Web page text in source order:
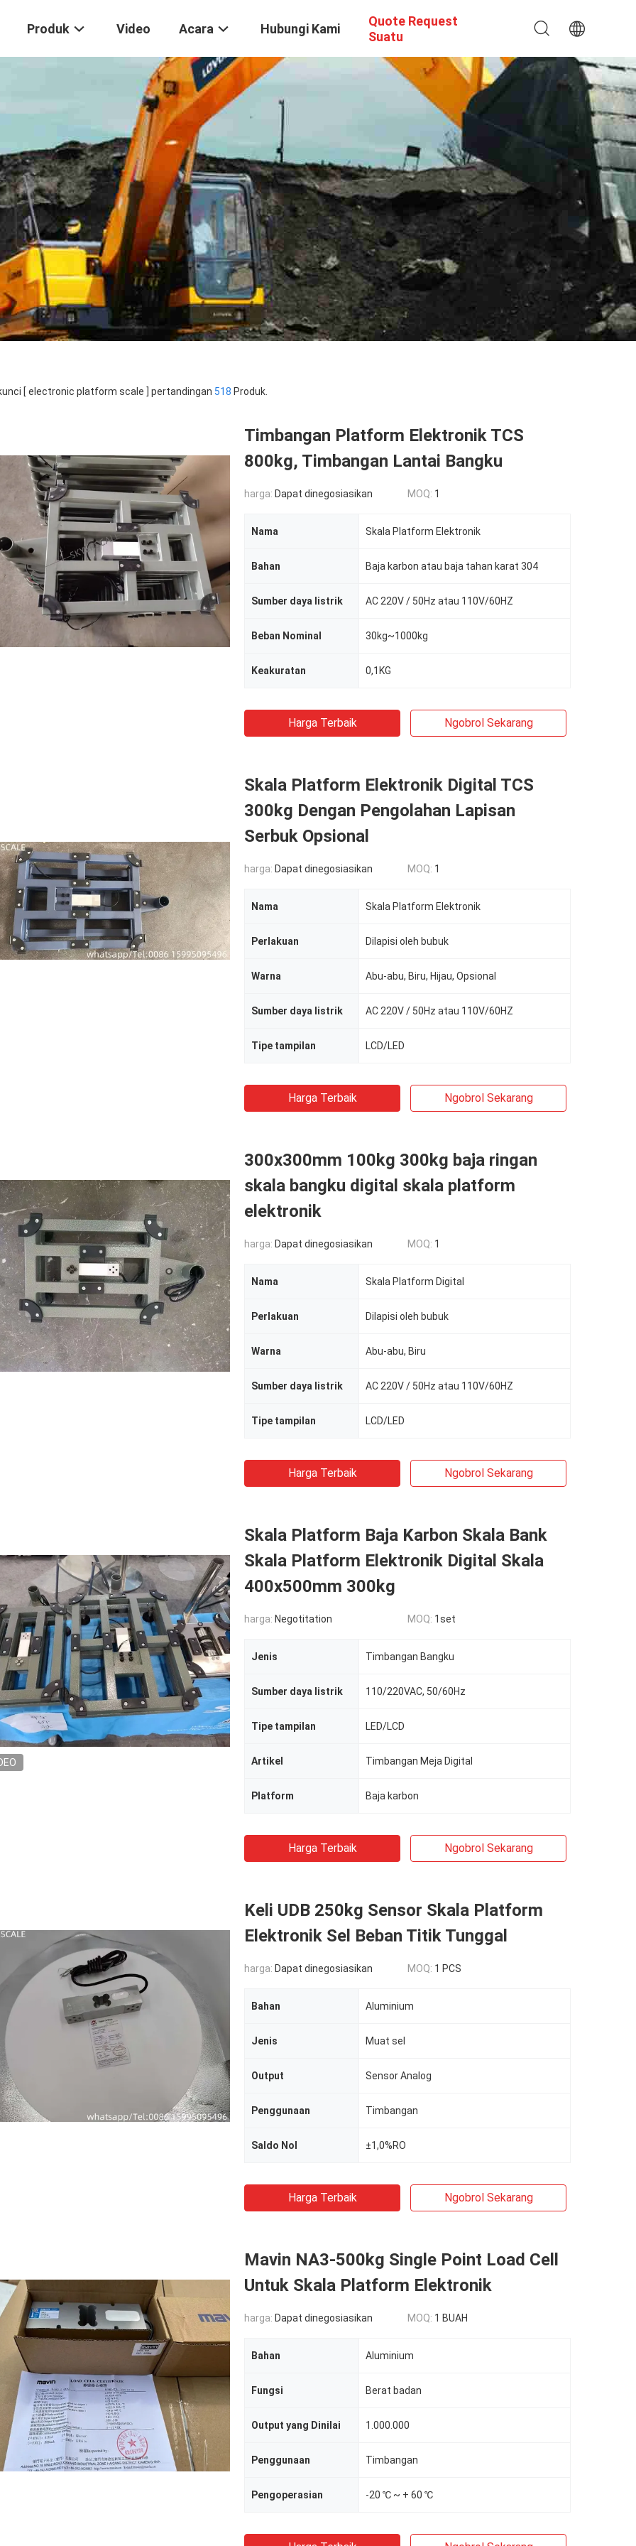
Produk Video Acara Hubungi Kami
Quote Request
Suatu
[ electronic platform scale ] pertandingan 518 Produk.
Timbangan Platform Elektronik TCS
800kg, Timbangan Lantai Bangku
harga: Dapat dinegosiasikan MOQ: 1
Nama Skala Platform Elektronik
Bahan Baja karbon atau baja tahan karat 304
Sumber daya listrik AC 220V / 50Hz atau 110V/60HZ
Beban Nominal 30kg~1000kg
Keakuratan 0,1KG
Harga Terbaik Ngobrol Sekarang
Skala Platform Elektronik Digital TCS
300kg Dengan Pengolahan Lapisan
Serbuk Opsional
harga: Dapat dinegosiasikan MOQ: 1
Nama Skala Platform Elektronik
Perlakuan Dilapisi oleh bubuk
Warna Abu-abu, Biru, Hijau, Opsional
Sumber daya listrik AC 220V / 50Hz atau 110V/60HZ
Tipe tampilan LCD/LED
Harga Terbaik Ngobrol Sekarang
300x300mm 100kg 300kg baja ringan
skala bangku digital skala platform
elektronik
harga: Dapat dinegosiasikan MOQ: 1
Nama Skala Platform Digital
Perlakuan Dilapisi oleh bubuk
Warna Abu-abu, Biru
Sumber daya listrik AC 220V / 50Hz atau 110V/60HZ
Tipe tampilan LCD/LED
Harga Terbaik Ngobrol Sekarang
Skala Platform Baja Karbon Skala Bank
Skala Platform Elektronik Digital Skala
400x500mm 300kg
harga: Negotitation MOQ: 1set
Jenis Timbangan Bangku
Sumber daya listrik 110/220VAC, 50/60Hz
Tipe tampilan LED/LCD
Artikel Timbangan Meja Digital
Platform Baja karbon
Harga Terbaik Ngobrol Sekarang
Keli UDB 250kg Sensor Skala Platform
Elektronik Sel Beban Titik Tunggal
harga: Dapat dinegosiasikan MOQ: 1 PCS
Bahan Aluminium
Jenis Muat sel
Output Sensor Analog
Penggunaan Timbangan
Saldo Nol ±1,0%RO
Harga Terbaik Ngobrol Sekarang
Mavin NA3-500kg Single Point Load Cell
Untuk Skala Platform Elektronik
harga: Dapat dinegosiasikan MOQ: 1 BUAH
Bahan Aluminium
Fungsi Berat badan
Output yang Dinilai 1.000.000
Penggunaan Timbangan
Pengoperasian -20 ℃ ~ + 60 ℃